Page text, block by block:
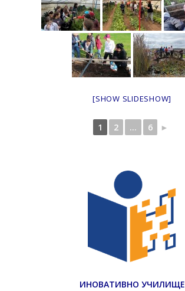
[SHOW SLIDESHOW]
1 2 ... 6 ►
ИНОВАТИВНО УЧИЛИЩЕ